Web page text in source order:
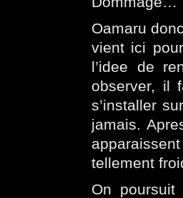
Oamaru
vient ici
l’idee de
observer, il
s’installer
jamais.
tellement
On